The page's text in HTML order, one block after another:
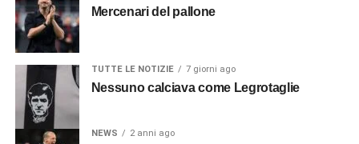
Mercenari del pallone
TUTTE LE NOTIZIE 7 giorni ago
Nessuno calciava come Legrotaglie
NEWS 2 anni ago